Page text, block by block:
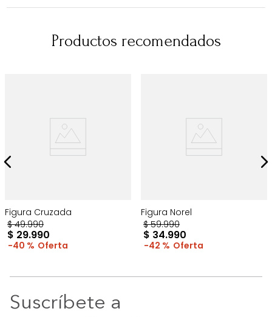
Productos recomendados
Figura Cruzada
$ 49.990
$ 29.990
40 %
Figura Norel
$ 59.990
$ 34.990
42 %
Suscríbete a